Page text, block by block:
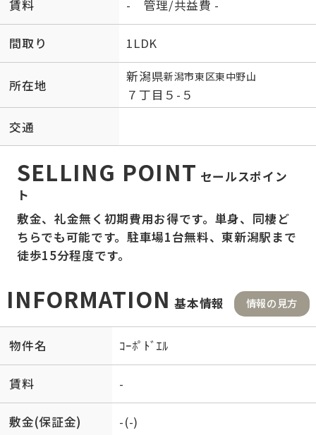
賃料 - 管理/共益費 -
間取り 1LDK
所在地
新潟県新潟市東区東中野山
７丁目５-５
交通
SELLING POINT セールスポイン
ト
敷金、礼金無く初期費用お得です。単身、同棲ど
ちらでも可能です。駐車場1台無料、東新潟駅まで
徒歩15分程度です。
INFORMATION 基本情報 情報の見方
物件名 ｺｰﾎﾟﾄﾞｴﾙ
賃料 -
敷金(保証金) -(-)